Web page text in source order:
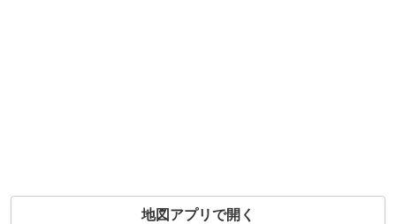
地図アプリで開く